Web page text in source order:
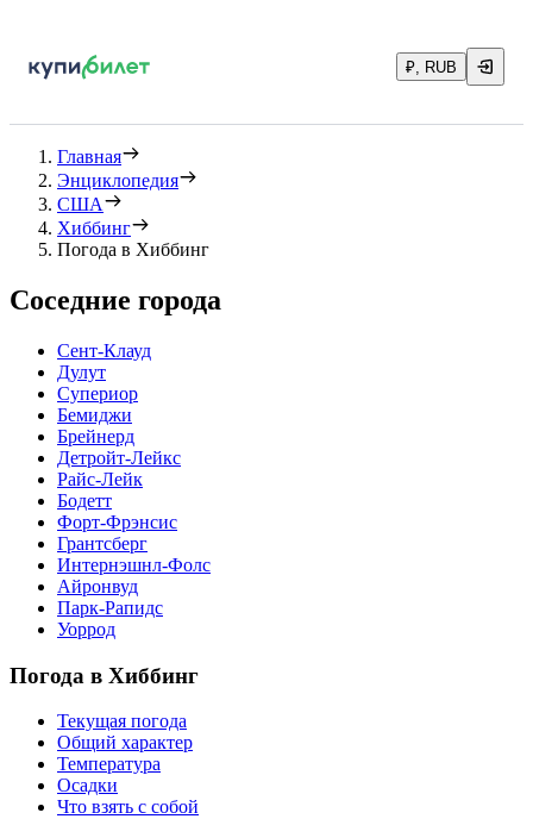
₽, RUB
Главная
Энциклопедия
США
Хиббинг
Погода в Хиббинг
Соседние города
Сент-Клауд
Дулут
Супериор
Бемиджи
Брейнерд
Детройт-Лейкс
Райс-Лейк
Бодетт
Форт-Фрэнсис
Грантсберг
Интернэшнл-Фолс
Айронвуд
Парк-Рапидс
Уоррод
Погода в Хиббинг
Текущая погода
Общий характер
Температура
Осадки
Что взять с собой